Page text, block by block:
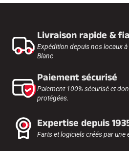
Livraison rapide &
Expédition depuis nos locaux
Blanc
Paiement sécurisé
Paiement 100% sécurisé et
protégées.
Expertise depuis
Farts et logiciels créés par une